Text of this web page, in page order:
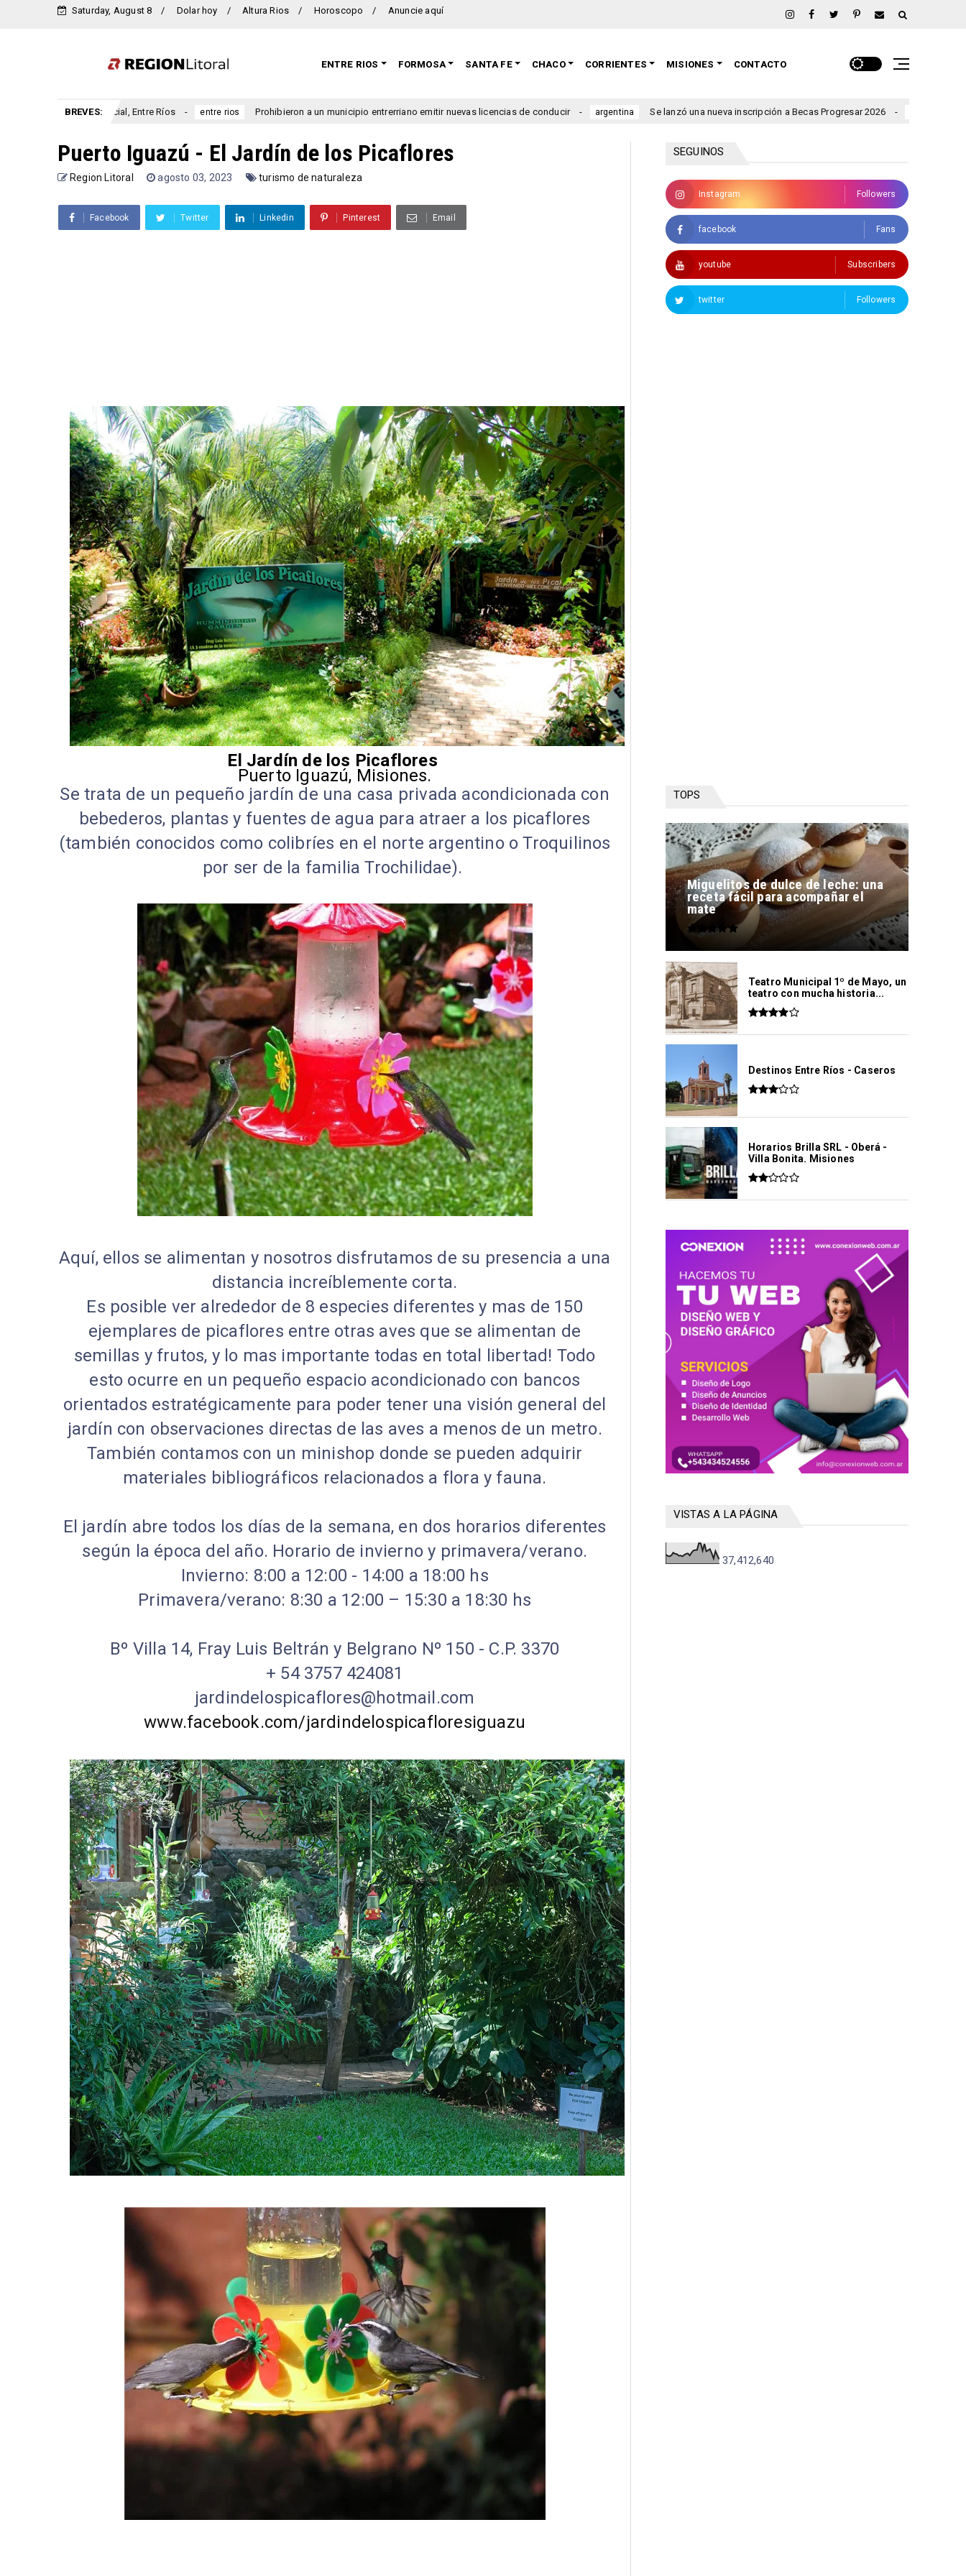
Saturday, August 8 Dolar hoy Altura Rios Horoscopo Anuncie aquí
ENTRE RIOS FORMOSA SANTA FE CHACO CORRIENTES MISIONES CONTACTO
BREVES:
San Marcial, Entre Ríos entre rios Prohibieron a un municipio entrerriano emitir nuevas licencias de conducir argentina Se lanzó una nueva inscripción a Becas Progresar 2026 clima Rigen alertas por
Puerto Iguazú - El Jardín de los Picaflores
Region Litoral agosto 03, 2023 turismo de naturaleza
Facebook Twitter Linkedin Pinterest Email
El Jardín de los Picaflores
Puerto Iguazú, Misiones.
Se trata de un pequeño jardín de una casa privada acondicionada con
bebederos, plantas y fuentes de agua para atraer a los picaflores
(también conocidos como colibríes en el norte argentino o Troquilinos
por ser de la familia Trochilidae).
Aquí, ellos se alimentan y nosotros disfrutamos de su presencia a una
distancia increíblemente corta.
Es posible ver alrededor de 8 especies diferentes y mas de 150
ejemplares de picaflores entre otras aves que se alimentan de
semillas y frutos, y lo mas importante todas en total libertad! Todo
esto ocurre en un pequeño espacio acondicionado con bancos
orientados estratégicamente para poder tener una visión general del
jardín con observaciones directas de las aves a menos de un metro.
También contamos con un minishop donde se pueden adquirir
materiales bibliográficos relacionados a flora y fauna.
El jardín abre todos los días de la semana, en dos horarios diferentes
según la época del año. Horario de invierno y primavera/verano.
Invierno: 8:00 a 12:00 - 14:00 a 18:00 hs
Primavera/verano: 8:30 a 12:00 – 15:30 a 18:30 hs
Bº Villa 14, Fray Luis Beltrán y Belgrano Nº 150 - C.P. 3370
+ 54 3757 424081
jardindelospicaflores@hotmail.com
www.facebook.com/jardindelospicafloresiguazu
SEGUINOS
Instagram Followers
facebook Fans
youtube Subscribers
twitter Followers
TOPS
Miguelitos de dulce de leche: una
receta fácil para acompañar el
mate
Teatro Municipal 1º de Mayo, un
teatro con mucha historia...
Destinos Entre Ríos - Caseros
Horarios Brilla SRL - Oberá -
Villa Bonita. Misiones
VISTAS A LA PÁGINA
37,412,640